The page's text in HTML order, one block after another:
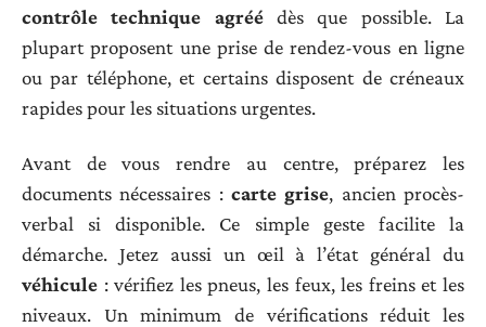
contrôle technique agréédès que possible. La
plupart proposent une prise de rendez-vous en ligne
ou par téléphone, et certains disposent de créneaux
rapides pour les situations urgentes.
Avant de vous rendre au centre, préparez les
documents nécessaires : carte grise, ancien procès-
verbal si disponible. Ce simple geste facilite la
démarche. Jetez aussi un œil à l’état général du
véhicule : vérifiez les pneus, les feux, les freins et les
niveaux. Un minimum de vérifications réduit les